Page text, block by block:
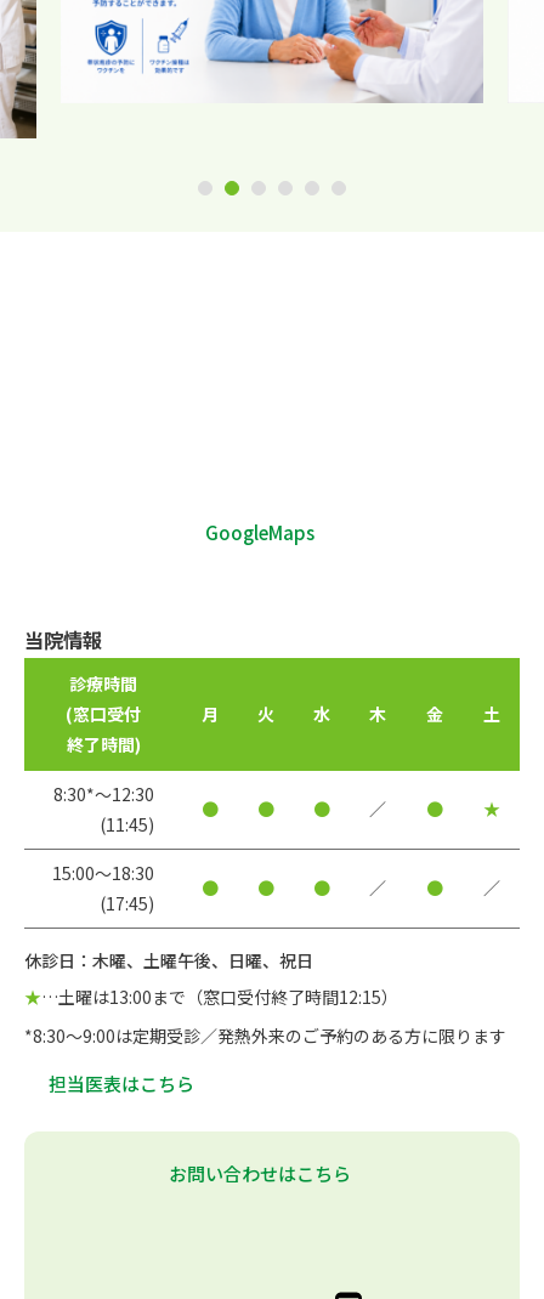
1 2 3 4 5 6
GoogleMaps
当院情報
診療時間
(窓口受付
終了時間)
月 火 水 木 金 土
8:30*〜12:30
(11:45)
● ● ● ／ ● ★
15:00〜18:30
(17:45)
● ● ● ／ ● ／
休診日：木曜、土曜午後、日曜、祝日
★…土曜は13:00まで（窓口受付終了時間12:15）
*8:30～9:00は定期受診／発熱外来のご予約のある方に限ります
担当医表はこちら
お問い合わせはこちら